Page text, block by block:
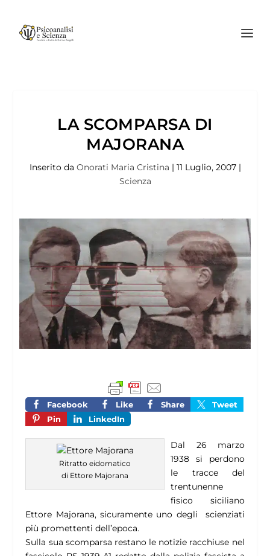
LA SCOMPARSA DI
MAJORANA
Inserito da Onorati Maria Cristina | 11 Luglio, 2007|
Scienza
Facebook Like Share
Tweet
Pin
LinkedIn
Ritratto eidomatico
di Ettore Majorana
Dal 26 marzo
1938 si perdono
le tracce del
trentunenne
fisico siciliano
Ettore Majorana, sicuramente uno degli scienziati
più promettenti dell’epoca.
Sulla sua scomparsa restano le notizie racchiuse nel